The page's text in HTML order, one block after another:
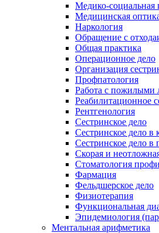
Медико-
Медицинская
Наркология
Обращение с
Общая практика
Операционное дело
Организация
Профпатология
Работа с пожилыми
Реабилитационное
Рентгенология
Сестринское дело
Сестринское дело в
Сестринское дело в
Скорая и
Стоматология
Фармация
Фельдшерское дело
Физиотерапия
Функциональная
Эпидемиология
Ментальная арифметика